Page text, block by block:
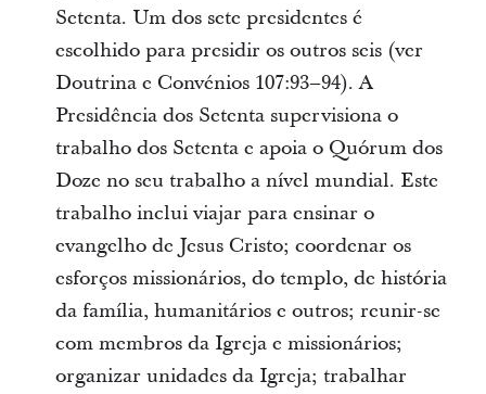
Setenta. Um dos sete presidentes é
escolhido para presidir os outros seis (ver
Doutrina e Convénios 107:93–94). A
Presidência dos Setenta supervisiona o
trabalho dos Setenta e apoia o Quórum dos
Doze no seu trabalho a nível mundial. Este
trabalho inclui viajar para ensinar o
evangelho de Jesus Cristo; coordenar os
esforços missionários, do templo, de história
da família, humanitários e outros; reunir-se
com membros da Igreja e missionários;
organizar unidades da Igreja; trabalhar